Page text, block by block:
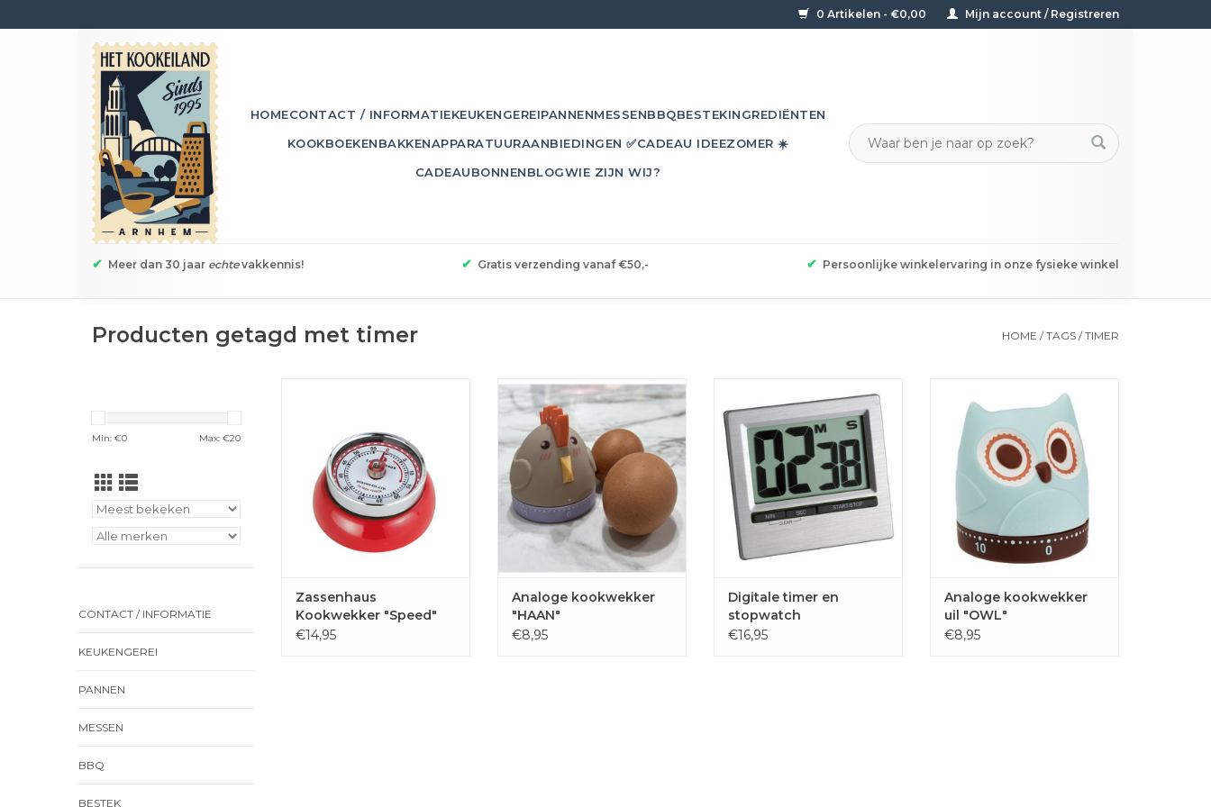
0 Artikelen - €0,00 Mijn account / Registreren
HOMECONTACT / INFORMATIEKEUKENGEREIPANNENMESSENBBQBESTEKINGREDIËNTEN
KOOKBOEKENBAKKENAPPARATUURAANBIEDINGEN ✅CADEAU IDEEZOMER ☀️
CADEAUBONNENBLOGWIE ZIJN WIJ?
✔ Meer dan 30 jaar echtevakkennis! ✔ Gratis verzending vanaf €50,- ✔ Persoonlijke winkelervaring in onze fysieke winkel
Producten getagd met timer HOME /TAGS /TIMER
Min: €0 Max: €20
CONTACT / INFORMATIE
KEUKENGEREI
PANNEN
MESSEN
BBQ
BESTEK
aftelt, laat hij zich voelen.
TOEVOEGEN AAN
WINKELWAGEN
Zassenhaus
Kookwekker "Speed"
€14,95
De handige keukengadget van
met rubber beklede kunststof
ligt prettig in de hand.
TOEVOEGEN AAN
WINKELWAGEN
Analoge kookwekker
"HAAN"
€8,95
stopwatch is de perfecte
metgezel voor elke dag.
TOEVOEGEN AAN
WINKELWAGEN
Digitale timer en
stopwatch
€16,95
ontbijtei, het doet je ook denken
aan de cake in de oven of de
pasta in de pot.
Met het mechanische metalen
opwindmechanisme zet je tot
TOEVOEGEN AAN
WINKELWAGEN
Analoge kookwekker
uil "OWL"
€8,95